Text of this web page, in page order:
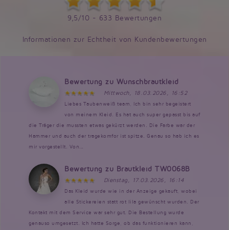
9,5/10 - 633 Bewertungen
Informationen zur Echtheit von Kundenbewertungen
Bewertung zu Wunschbrautkleid
Mittwoch, 18.03.2026, 16:52
Liebes Taubenweiß team, Ich bin sehr begeistert
von meinem Kleid. Es hat auch super gepasst bis auf
die Träger die mussten etwas gekürzt werden. Die Farbe war der
Hammer und auch der tragekomfor ist spitze. Genau so hab ich es
mir vorgestellt. Von...
Bewertung zu Brautkleid TW0068B
Dienstag, 17.03.2026, 16:14
Das Kleid wurde wie in der Anzeige gekauft, wobei
alle Stickereien statt rot lila gewünscht wurden. Der
Kontakt mit dem Service war sehr gut. Die Bestellung wurde
genauso umgesetzt. Ich hatte Sorge, ob das funktionieren kann,